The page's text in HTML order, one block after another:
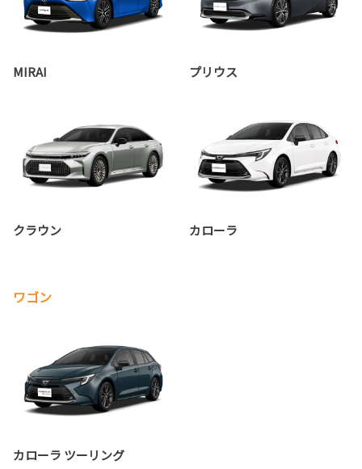
MIRAI プリウス
クラウン カローラ
ワゴン
カローラ ツーリング